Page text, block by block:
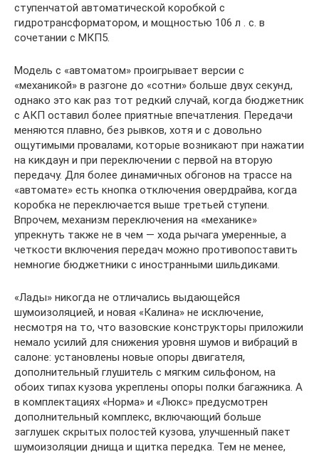
ступенчатой автоматической коробкой с
гидротрансформатором, и мощностью 106 л . с. в
сочетании с МКП5.
Модель с «автоматом» проигрывает версии с
«механикой» в разгоне до «сотни» больше двух секунд,
однако это как раз тот редкий случай, когда бюджетник
с АКП оставил более приятные впечатления. Передачи
меняются плавно, без рывков, хотя и с довольно
ощутимыми провалами, которые возникают при нажатии
на кикдаун и при переключении с первой на вторую
передачу. Для более динамичных обгонов на трассе на
«автомате» есть кнопка отключения овердрайва, когда
коробка не переключается выше третьей ступени.
Впрочем, механизм переключения на «механике»
упрекнуть также не в чем — хода рычага умеренные, а
четкости включения передач можно противопоставить
немногие бюджетники с иностранными шильдиками.
«Лады» никогда не отличались выдающейся
шумоизоляцией, и новая «Калина» не исключение,
несмотря на то, что вазовские конструкторы приложили
немало усилий для снижения уровня шумов и вибраций в
салоне: установлены новые опоры двигателя,
дополнительный глушитель с мягким сильфоном, на
обоих типах кузова укреплены опоры полки багажника. А
в комплектациях «Норма» и «Люкс» предусмотрен
дополнительный комплекс, включающий больше
заглушек скрытых полостей кузова, улучшенный пакет
шумоизоляции днища и щитка передка. Тем не менее,